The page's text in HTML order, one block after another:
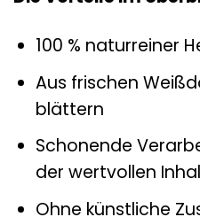
100 % naturreiner
Aus frischen
blättern
Schonende
der wertvollen
Ohne künstliche